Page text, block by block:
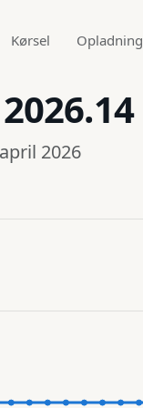
Kørsel Opladning
2026.14
2026